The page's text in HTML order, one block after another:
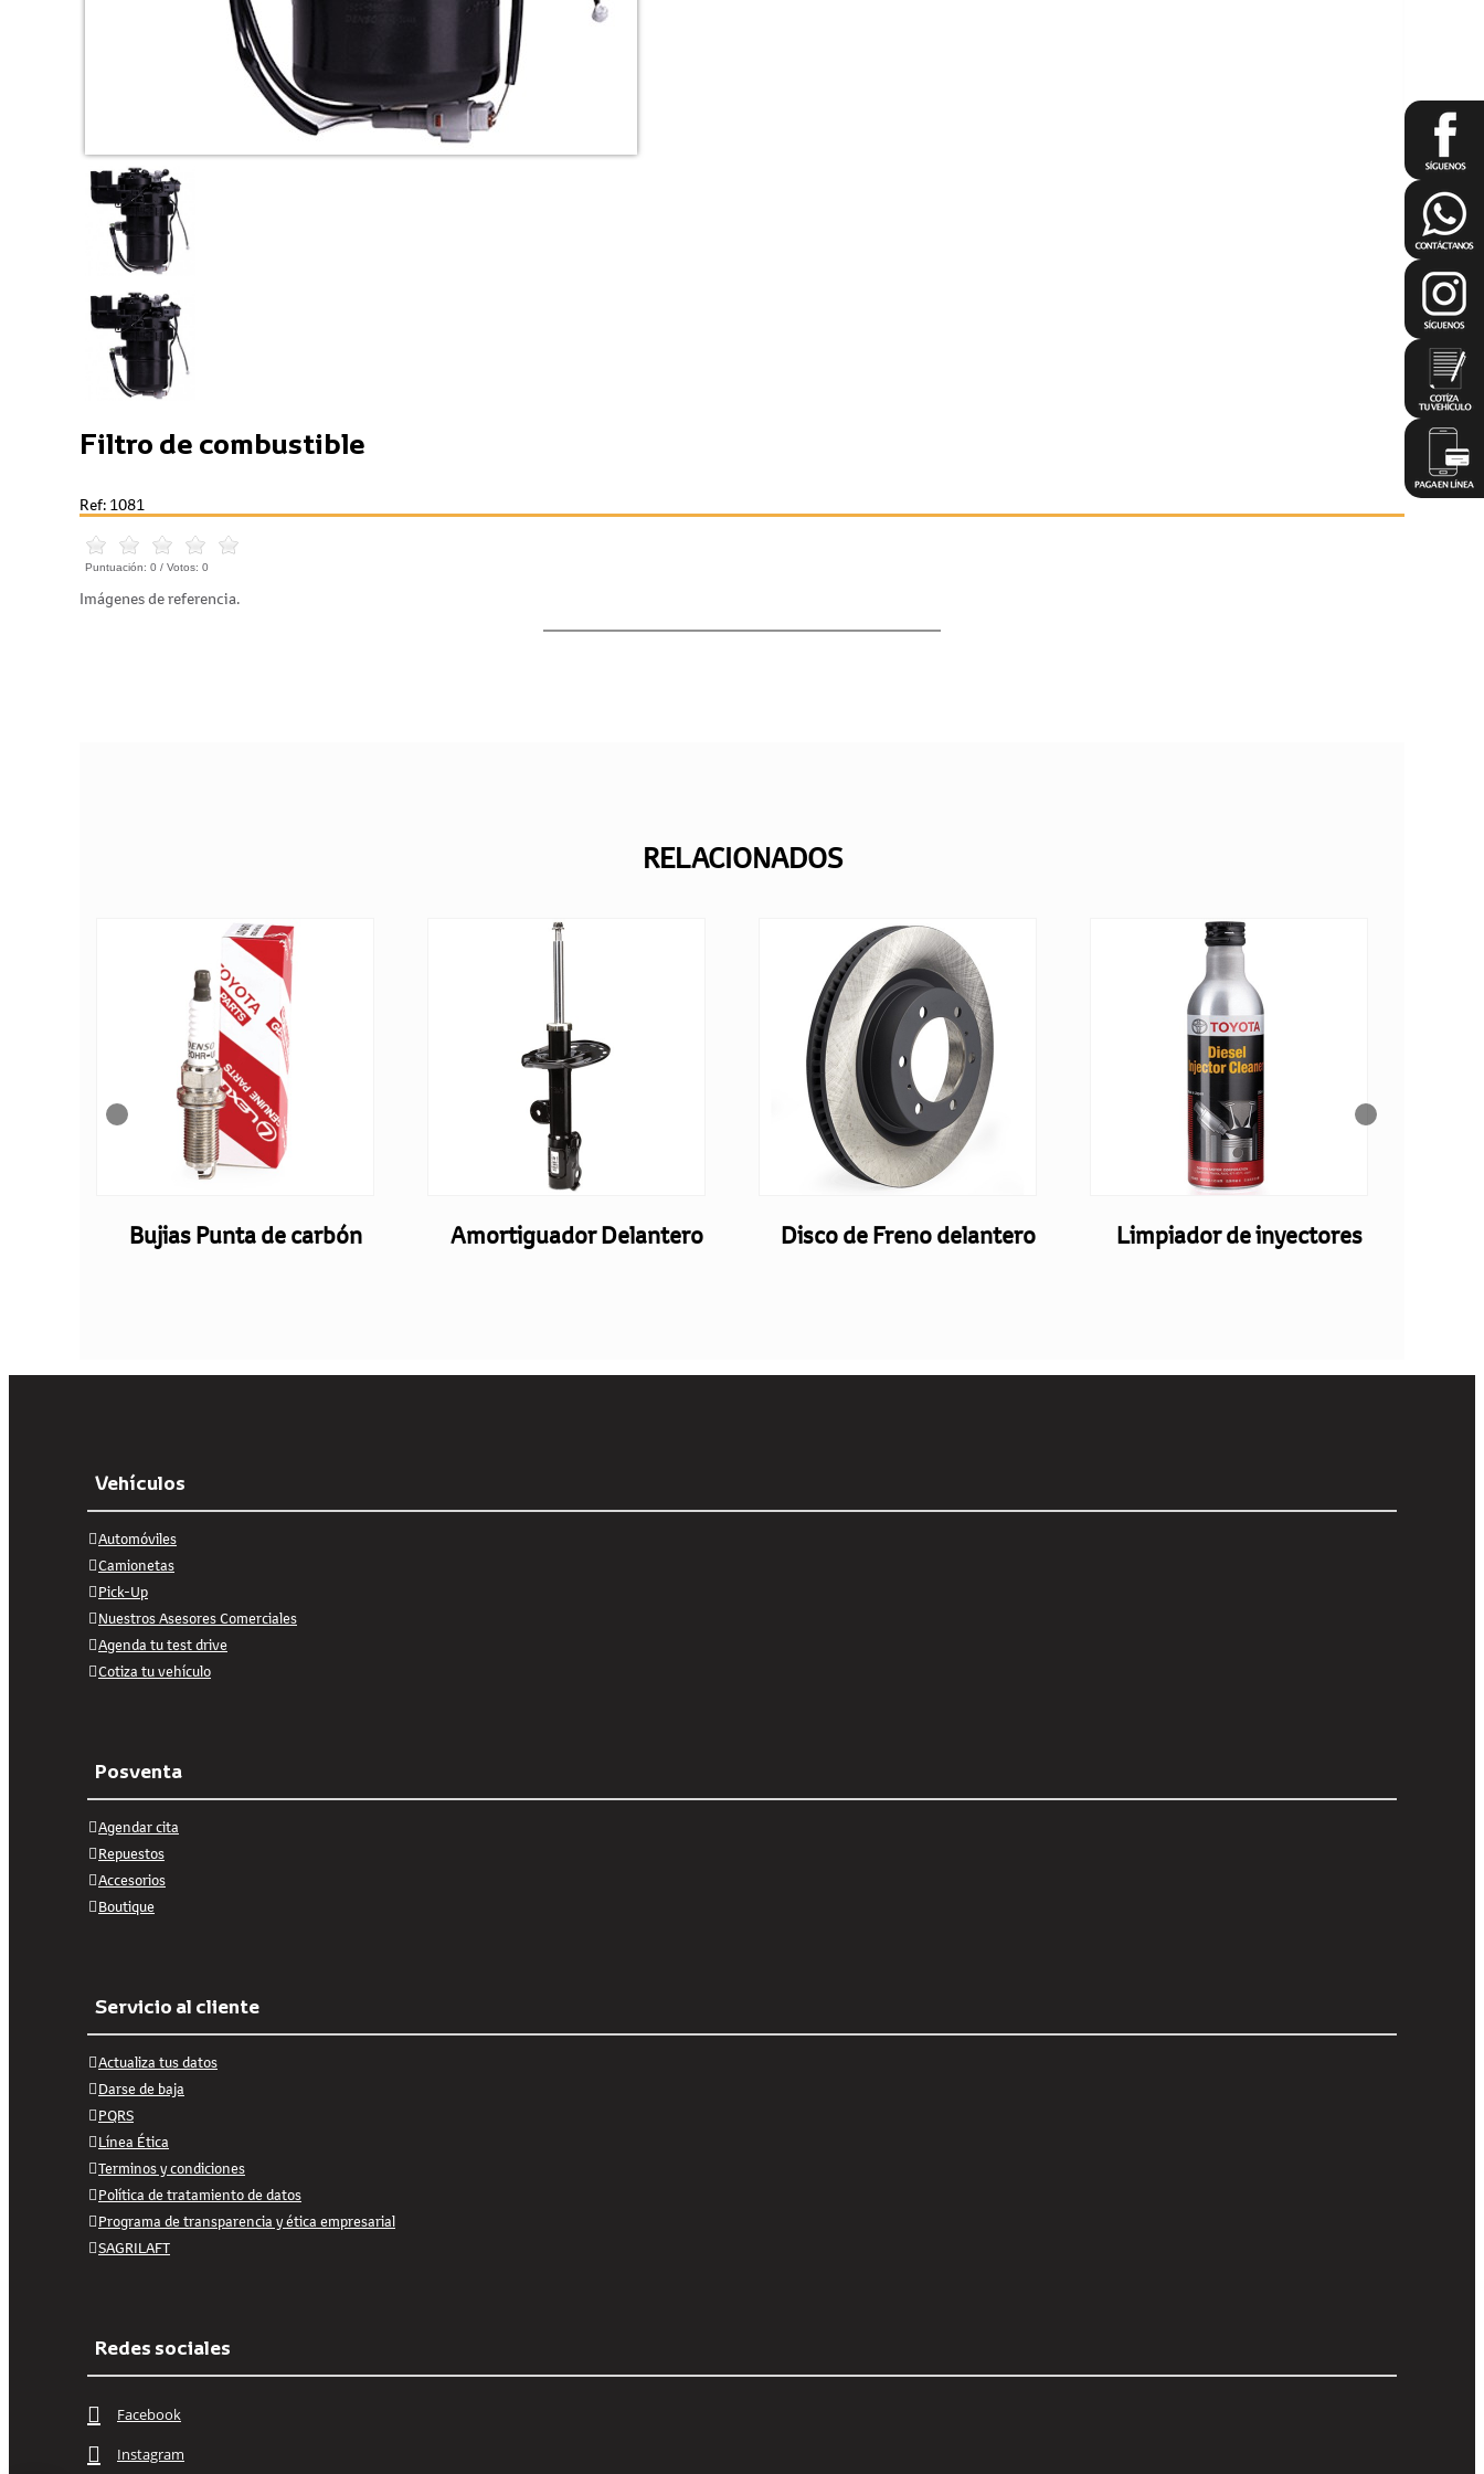
Filtro de combustible
Ref: 1081
Puntuación: 0 / Votos: 0
Imágenes de referencia.
RELACIONADOS
Bujias Punta de carbón Amortiguador Delantero Disco de Freno delantero Limpiador de inyectores
Vehículos
Automóviles
Camionetas
Pick-Up
Nuestros Asesores Comerciales
Agenda tu test drive
Cotiza tu vehículo
Posventa
Agendar cita
Repuestos
Accesorios
Boutique
Servicio al cliente
Actualiza tus datos
Darse de baja
PQRS
Línea Ética
Terminos y condiciones
Política de tratamiento de datos
Programa de transparencia y ética empresarial
SAGRILAFT
Redes sociales
Facebook
Instagram